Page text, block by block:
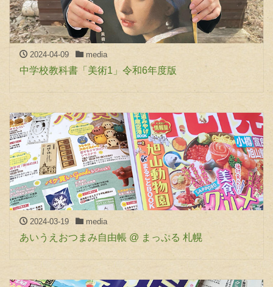
2024-04-09 media
中学校教科書「美術1」令和6年度版
2024-03-19 media
あいうえおつまみ自由帳 @ まっぷる 札幌